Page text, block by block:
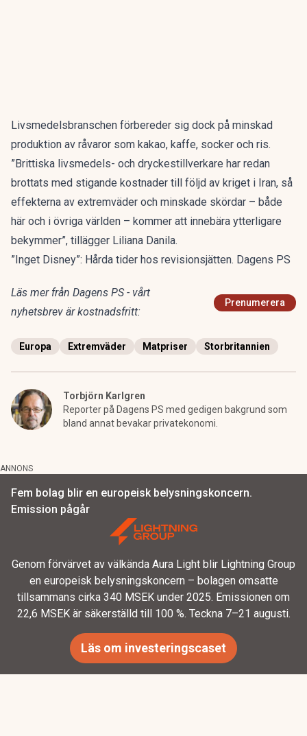
Livsmedelsbranschen förbereder sig dock på minskad
produktion av råvaror som kakao, kaffe, socker och ris.
”Brittiska livsmedels- och dryckestillverkare har redan
brottats med stigande kostnader till följd av kriget i Iran, så
effekterna av extremväder och minskade skördar – både
här och i övriga världen – kommer att innebära ytterligare
bekymmer”, tillägger Liliana Danila.
”Inget Disney”: Hårda tider hos revisionsjätten. Dagens PS
Läs mer från Dagens PS - vårt
nyhetsbrev är kostnadsfritt:
Prenumerera
Europa Extremväder Matpriser Storbritannien
Torbjörn Karlgren
Reporter på Dagens PS med gedigen bakgrund som
bland annat bevakar privatekonomi.
ANNONS
Fem bolag blir en europeisk belysningskoncern.
Emission pågår
Genom förvärvet av välkända Aura Light blir Lightning Group
en europeisk belysningskoncern – bolagen omsatte
tillsammans cirka 340 MSEK under 2025. Emissionen om
22,6 MSEK är säkerställd till 100 %. Teckna 7–21 augusti.
Läs om investeringscaset